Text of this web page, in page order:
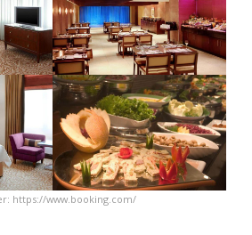
https://www.booking.com/